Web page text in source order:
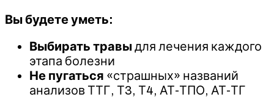
Вы будете уметь:
Выбирать травыдля лечения каждого
этапа болезни
Не пугаться «страшных» названий
анализов ТТГ, Т3, Т4, АТ-ТПО, АТ-ТГ